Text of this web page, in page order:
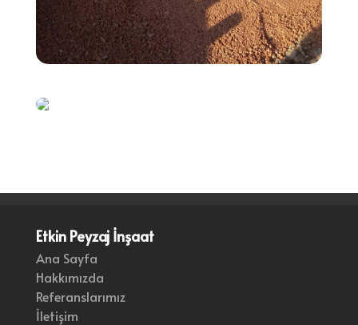
Etkin Peyzaj İnşaat
Ana Sayfa
Hakkımızda
Referanslarımız
İletişim